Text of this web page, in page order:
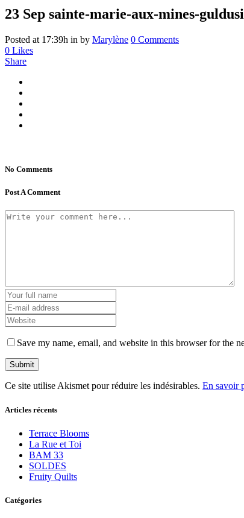
23 Sep sainte-marie-aux-mines-
Posted at 17:39h in by Marylène 0 Comments
0 Likes
Share
No Comments
Post A Comment
Save my name, email, and website in this browser for the
Ce site utilise Akismet pour réduire les indésirables. En savoir
Articles récents
Terrace Blooms
La Rue et Toi
BAM 33
SOLDES
Fruity Quilts
Catégories